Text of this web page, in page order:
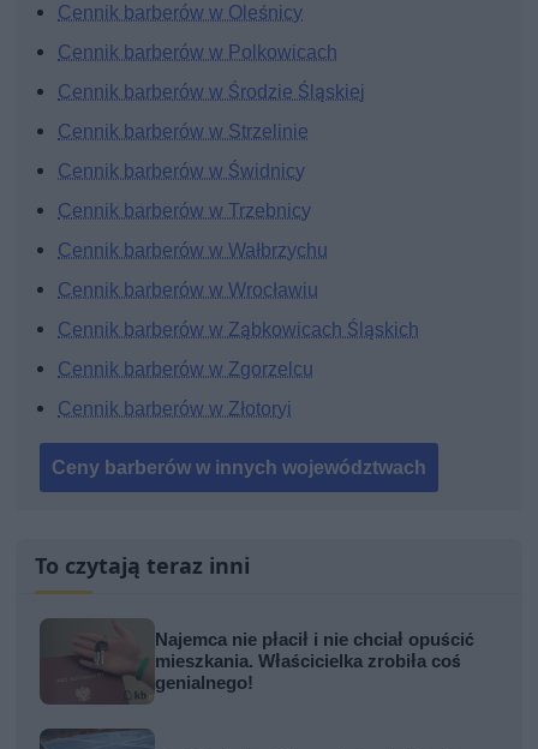
Cennik barberów w Oleśnicy
Cennik barberów w Polkowicach
Cennik barberów w Środzie Śląskiej
Cennik barberów w Strzelinie
Cennik barberów w Świdnicy
Cennik barberów w Trzebnicy
Cennik barberów w Wałbrzychu
Cennik barberów w Wrocławiu
Cennik barberów w Ząbkowicach Śląskich
Cennik barberów w Zgorzelcu
Cennik barberów w Złotoryi
Ceny barberów w innych województwach
To czytają teraz inni
Najemca nie płacił i nie chciał opuścić
mieszkania. Właścicielka zrobiła coś
genialnego!